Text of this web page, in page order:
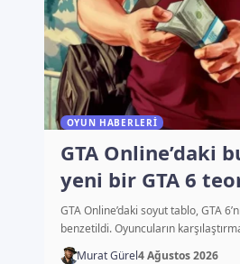
OYUN HABERLERI
GTA Online’daki
yeni bir GTA 6
başlattı
GTA Online’daki soyut tablo, GTA
benzetildi. Oyuncuların
Murat Gürel4 Ağustos 2026